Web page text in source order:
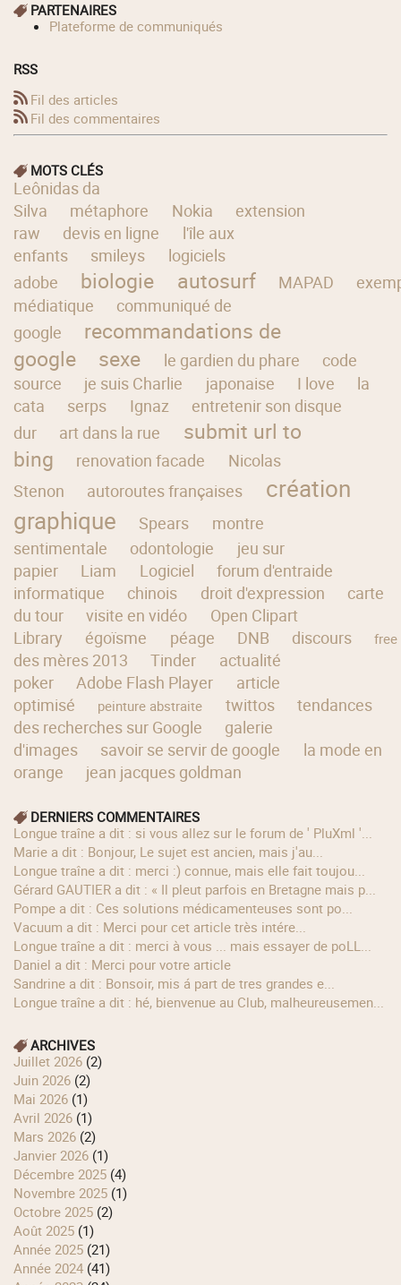
PARTENAIRES
Plateforme de communiqués
RSS
Fil des articles
Fil des commentaires
MOTS CLÉS
Leônidas da
Silva
métaphore Nokia
extension
raw
devis en ligne
l'île aux
enfants
smileys
logiciels
adobe
biologie autosurf MAPAD
médiatique
communiqué de
google
recommandations de
google
sexe le gardien du phare
code
source
je suis Charlie japonaise I love
la
cata
serps Ignaz
entretenir son disque
dur
art dans la rue
submit url to
bing
renovation facade
Nicolas
Stenon
autoroutes françaises
création
graphique
Spears
montre
sentimentale
odontologie
jeu sur
papier
Liam Logiciel
forum d'entraide
informatique
chinois droit d'expression
carte
du tour
visite en vidéo
Open Clipart
Library
égoïsme péage DNB discours free
des mères 2013 Tinder
actualité
poker
Adobe Flash Player
article
optimisé
peinture abstraite twittos
tendances
des recherches sur Google
galerie
d'images
savoir se servir de google
la mode en
orange
jean jacques goldman
DERNIERS COMMENTAIRES
longue traîne a dit : si vous allez sur le forum de ' PluXml '...
Marie a dit : Bonjour, Le sujet est ancien, mais j'au...
longue traîne a dit : merci :) connue, mais elle fait toujou...
Gérard GAUTIER a dit : « Il pleut parfois en Bretagne mais p...
Pompe a dit : Ces solutions médicamenteuses sont po...
Vacuum a dit : Merci pour cet article très intére...
longue traîne a dit : merci à vous ... mais essayer de poLL...
Daniel a dit : Merci pour votre article
Sandrine a dit : Bonsoir, mis á part de tres grandes e...
longue traîne a dit : hé, bienvenue au Club, malheureusemen...
ARCHIVES
juillet 2026 (2)
juin 2026 (2)
mai 2026 (1)
avril 2026 (1)
mars 2026 (2)
janvier 2026 (1)
décembre 2025 (4)
novembre 2025 (1)
octobre 2025 (2)
août 2025 (1)
année 2025 (21)
année 2024 (41)